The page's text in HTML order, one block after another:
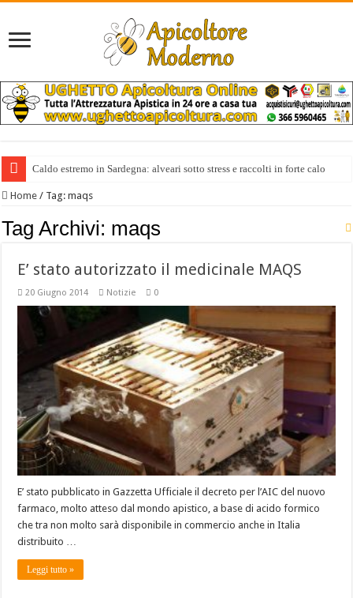
Caldo estremo in Sardegna: alveari sotto stress e raccolti in forte calo
Home / Tag:maqs
Tag Archivi: maqs
E’ stato autorizzato il medicinale MAQS
20 Giugno 2014 Notizie 0
E’ stato pubblicato in Gazzetta Ufficiale il decreto per l’AIC del nuovo
farmaco, molto atteso dal mondo apistico, a base di acido formico
che tra non molto sarà disponibile in commercio anche in Italia
distribuito …
Leggi tutto »